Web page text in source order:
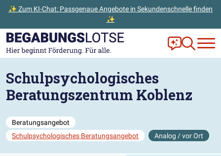
✨ Zum KI-Chat: Passgenaue Angebote in Sekundenschnelle finden
✨
Zum Hauptinhalt der Seite springen
Zur Startseite gehen Frag Ella!
Zur
Schulpsychologisches
Beratungszentrum Koblenz
Beratungsangebot
Schulpsychologisches Beratungsangebot
Analog / vor Ort